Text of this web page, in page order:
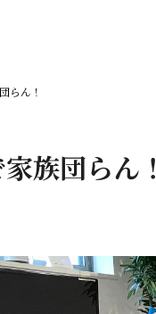
らん！
族団らん！